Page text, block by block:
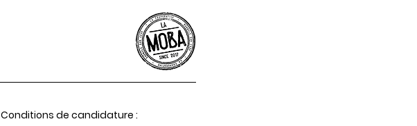
Conditions de candidature :